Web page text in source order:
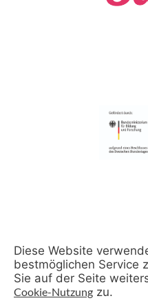
Diese Website
bestmöglichen Service
Sie auf der Seite
Cookie-Nutzung zu.